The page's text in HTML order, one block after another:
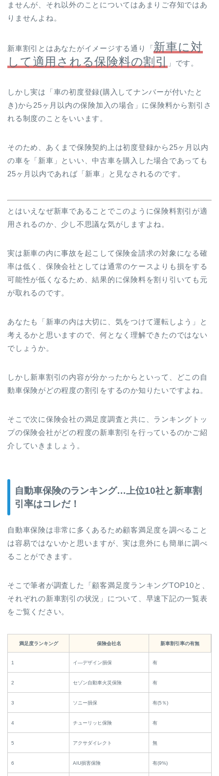
ませんが、それ以外のことについてはあまりご存知ではあ
りませんよね。
新車割引とはあなたがイメージする通り「新車に対
して適用される保険料の割引
」です。
しかし実は「車の初度登録(購入してナンバーが付いたと
き)から25ヶ月以内の保険加入の場合」に保険料から割引さ
れる制度のことをいいます。
そのため、あくまで保険契約上は初度登録から25ヶ月以内
の車を「新車」といい、中古車を購入した場合であっても
25ヶ月以内であれば「新車」と見なされるのです。
とはいえなぜ新車であることでこのように保険料割引が適
用されるのか、少し不思議な気がしますよね。
実は新車の内に事故を起こして保険金請求の対象になる確
率は低く、保険会社としては通常のケースよりも損をする
可能性が低くなるため、結果的に保険料を割り引いても元
が取れるのです。
あなたも「新車の内は大切に、気をつけて運転しよう」と
考えるかと思いますので、何となく理解できたのではない
でしょうか。
しかし新車割引の内容が分かったからといって、どこの自
動車保険がどの程度の割引をするのか知りたいですよね。
そこで次に保険会社の満足度調査と共に、ランキングトッ
プの保険会社がどの程度の新車割引を行っているのかご紹
介していきましょう。
自動車保険のランキング…上位10社と新車割
引率はコレだ！
自動車保険は非常に多くあるため顧客満足度を調べること
は容易ではないかと思いますが、実は意外にも簡単に調べ
ることができます。
そこで筆者が調査した「顧客満足度ランキングTOP10と、
それぞれの新車割引の状況」について、早速下記の一覧表
をご覧ください。
満足度ランキング 保険会社名 新車割引率の有無
1 イ―デザイン損保 有
2 セゾン自動車火災保険 有
3 ソニー損保 有(5％)
4 チューリッヒ保険 有
5 アクサダイレクト 無
6 AIU損害保険 有(9%)